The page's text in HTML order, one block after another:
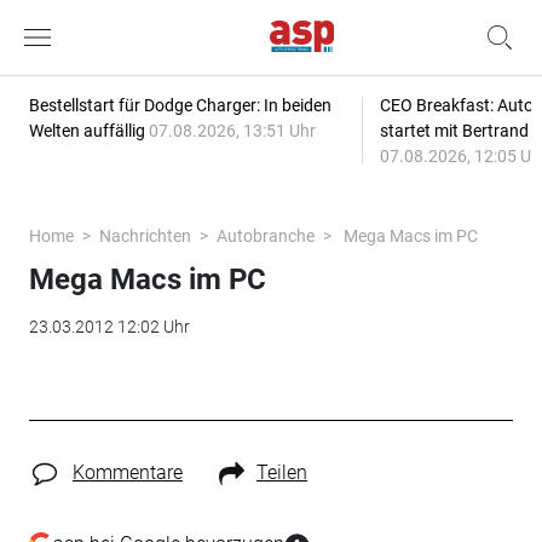
Bestellstart für Dodge Charger: In beiden
Welten auffällig 07.08.2026, 13:51 Uhr
CEO Breakfast:
startet mit Bertrand
07.08.2026, 12:05
Home Nachrichten Autobranche Mega Macs im PC
Mega Macs im PC
23.03.2012 12:02 Uhr
Kommentare Teilen